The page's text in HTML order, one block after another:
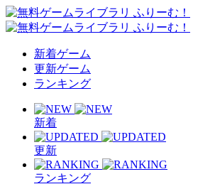
新着ゲーム
更新ゲーム
ランキング
新着
更新
ランキング